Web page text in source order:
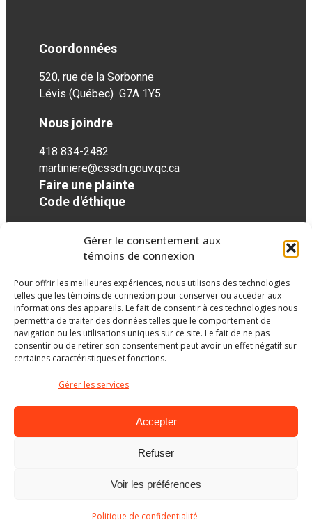
Gérer le consentement aux
témoins de connexion
Pour offrir les meilleures expériences, nous utilisons des technologies
telles que les témoins de connexion pour conserver ou accéder aux
informations des appareils. Le fait de consentir à ces technologies nous
permettra de traiter des données telles que le comportement de
navigation ou les utilisations uniques sur ce site. Le fait de ne pas
consentir ou de retirer son consentement peut avoir un effet négatif sur
certaines caractéristiques et fonctions.
Gérer les services
Accepter
Refuser
Voir les préférences
Politique de confidentialité
Coordonnées
520, rue de la Sorbonne
Lévis (Québec) G7A 1Y5
Nous joindre
418 834-2482
martiniere@cssdn.gouv.qc.ca
Faire une plainte
Code d'éthique
Réseaux sociaux
facebook
Ministère de l’Éducation